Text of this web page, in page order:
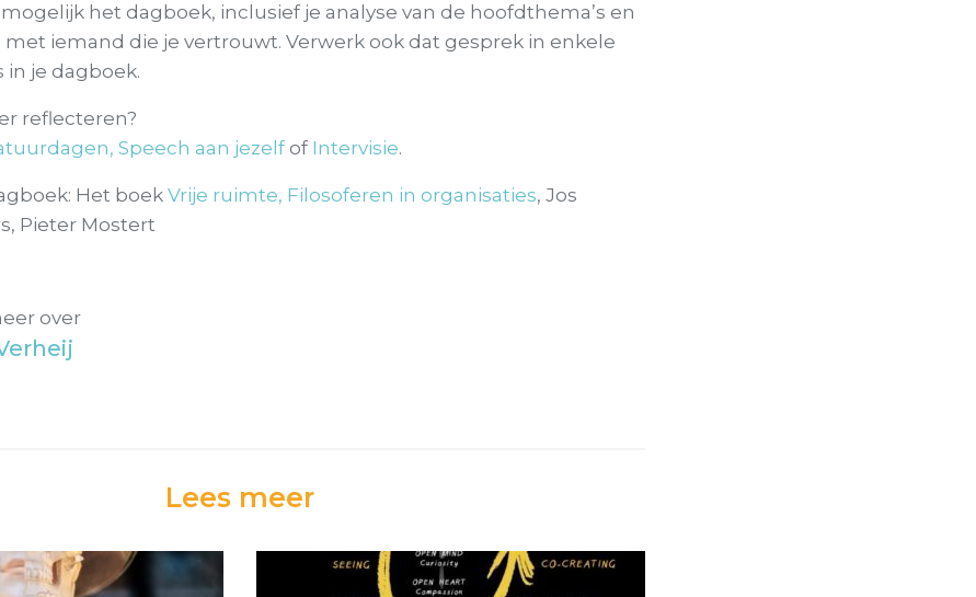
het dagboek, inclusief je analyse van de hoofdthema’s en
met iemand die je vertrouwt. Verwerk ook dat gesprek in enkele
in je dagboek.
reflecteren?
, Speech aan jezelf of Intervisie.
Het boek Vrije ruimte, Filosoferen in organisaties, Jos
Pieter Mostert
over
Lees meer